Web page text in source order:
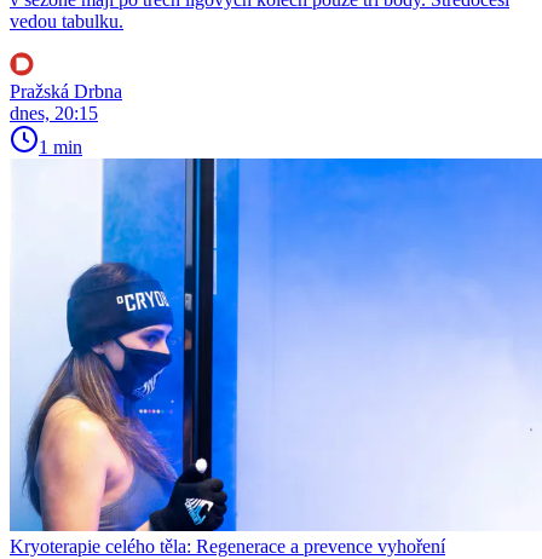
vedou tabulku.
Pražská Drbna
dnes, 20:15
1 min
Kryoterapie celého těla: Regenerace a prevence vyhoření